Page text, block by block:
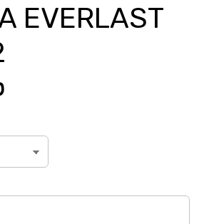
EVERLAST